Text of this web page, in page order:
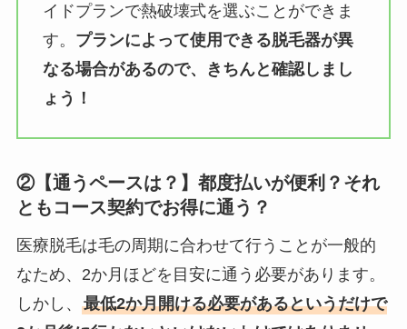
イドプランで熱破壊式を選ぶことができま
す。 プランによって使用できる脱毛器が異
なる場合があるので、きちんと確認しまし
ょう！
②【通うペースは？】都度払いが便利？それ
ともコース契約でお得に通う？
医療脱毛は毛の周期に合わせて行うことが一般的
なため、2か月ほどを目安に通う必要があります。
しかし、 最低2か月開ける必要があるというだけで